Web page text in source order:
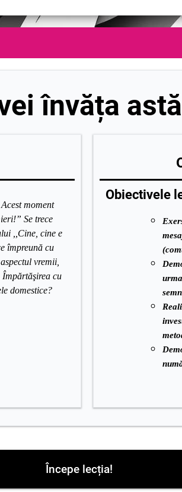
învăța
moment
Se trece
,,Cine, cine e
împreună cu
vremii,
cu
domestice?
Obiectivele
Începe lecția!